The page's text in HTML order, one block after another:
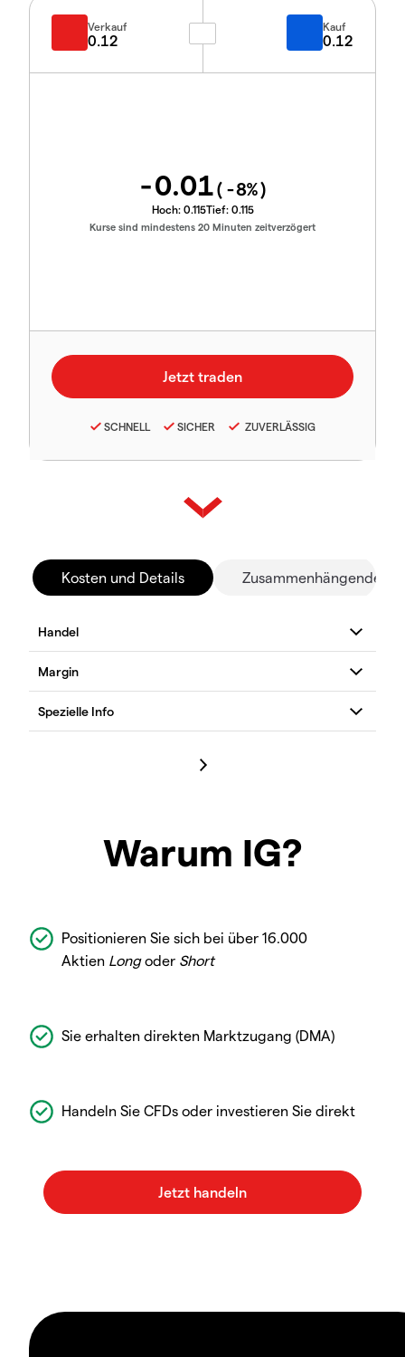
Verkauf
0.12
Kauf
0.12
-0.01( -8%)
Hoch: 0.115Tief: 0.115
Kurse sind mindestens 20 Minuten zeitverzögert
SCHNELL SICHER ZUVERLÄSSIG
Kosten und Details Zusammenhängende
Warum IG?
Positionieren Sie sich bei über 16.000
Aktien Longoder Short
Sie erhalten direkten Marktzugang (DMA)
Handeln Sie CFDs oder investieren Sie direkt